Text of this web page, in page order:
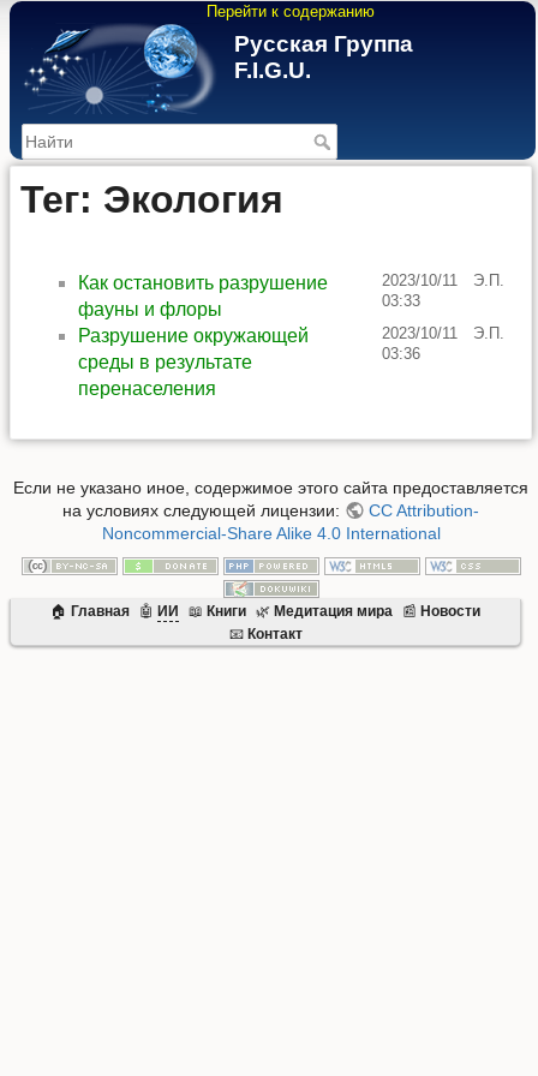
Перейти к содержанию
Русская Группа
F.I.G.U.
Тег: Экология
Как остановить разрушение
фауны и флоры
2023/10/11
03:33
Э.П.
Разрушение окружающей
среды в результате
перенаселения
2023/10/11
03:36
Э.П.
Если не указано иное, содержимое этого сайта предоставляется
на условиях следующей лицензии:
CC Attribution-
Noncommercial-Share Alike 4.0 International
🏠Главная 🤖ИИ 📖Книги 🌿Mедитация мира 📰Новости
📧 Контакт